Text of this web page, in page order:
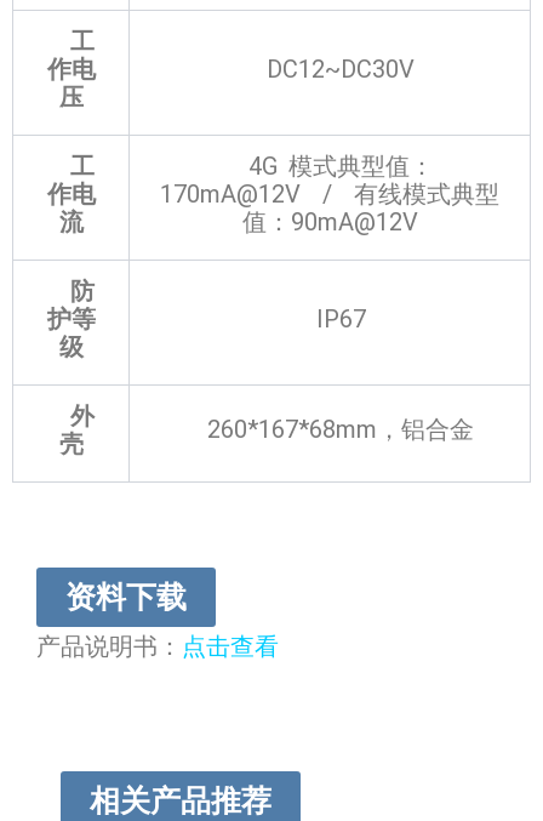
工
作电
压
DC12~DC30V
工
作电
流
4G 模式典型值：
170mA@12V / 有线模式典型
值：90mA@12V
防
护等
级
IP67
外
壳
260*167*68mm，铝合金
资料下载
产品说明书： 点击查看
相关产品推荐